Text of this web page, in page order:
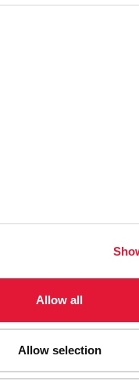
Allow all
Allow selection
représentent 44%
au VIH en Afrique
représentent
pour le VIH, la
clés le dit si
de chaque
le succès. Les lois
de stigmatisation, de
et que leur
genres est
nouvelles infections au
des adolescentes